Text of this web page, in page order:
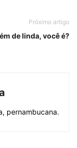
Próximo artigo
de linda, você é?
pernambucana.